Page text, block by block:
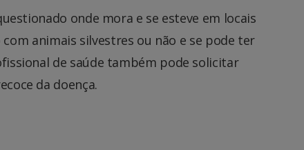
onde mora e se esteve em locais
animais silvestres ou não e se pode ter
de saúde também pode solicitar
da doença.